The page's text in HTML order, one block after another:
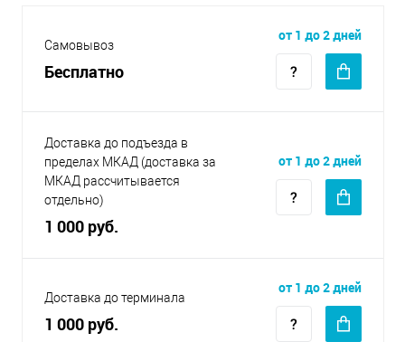
Самовывоз
Бесплатно
от 1 до 2 дней
Доставка до подъезда в
пределах МКАД (доставка за
МКАД рассчитывается
отдельно)
1 000 руб.
от 1 до 2 дней
Доставка до терминала
1 000 руб.
от 1 до 2 дней